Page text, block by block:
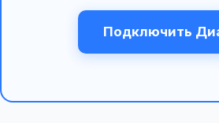
Подключить